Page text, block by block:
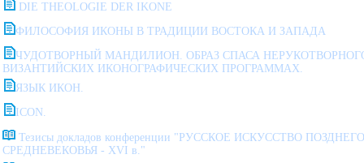
DIE THEOLOGIE DER IKONE
ФИЛОСОФИЯ ИКОНЫ В ТРАДИЦИИ ВОСТОКА И ЗАПАДА
ЧУДОТВОРНЫЙ МАНДИЛИОН. ОБРАЗ СПАСА
ВИЗАНТИЙСКИХ ИКОНОГРАФИЧЕСКИХ ПРОГРАММАХ.
ЯЗЫК ИКОН.
ICON.
Тезисы докладов конференции "РУССКОЕ ИСКУССТВО ПОЗДНЕГО
СРЕДНЕВЕКОВЬЯ - XVI в."